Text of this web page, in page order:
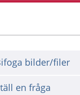
bilder/filer
en fråga